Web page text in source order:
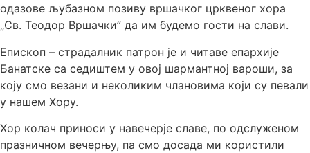
одазове љубазном позиву вршачког црквеног хора
„Св. Теодор Вршачки” да им будемо гости на слави.
Епископ – страдалник патрон је и читаве епархије
Банатске са седиштем у овој шармантној вароши, за
коју смо везани и неколиким члановима који су певали
у нашем Хору.
Хор колач приноси у навечерје славе, по одслуженом
празничном вечерњу, па смо досада ми користили